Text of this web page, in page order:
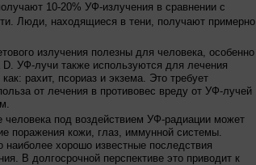
10-20% УФ-излучения в сравнении с
Люди, находящиеся в тени, получают примерно
излучения полезны для человека, особенно
D. УФ-лучи также используются для лечения
рахит, псориаз и экзема. Это требует
от лечения в противовес вреду от УФ-лучей
под воздействием УФ-радиации может
поражения кожи, глаз, иммунной системы.
наиболее хорошо известные последствия
В долгосрочной перспективе это приводит к